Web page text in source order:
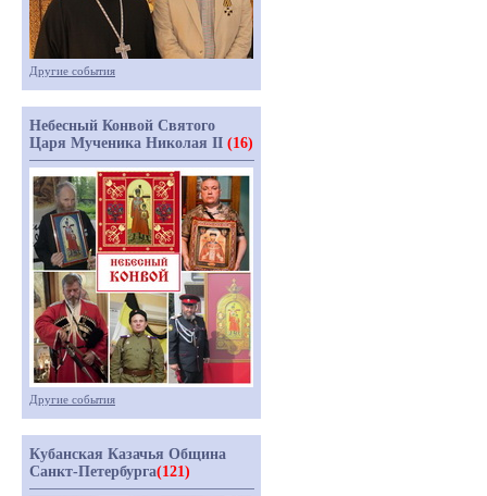
Другие события
Небесный Конвой Святого
Царя Мученика Николая II (16)
Другие события
Кубанская Казачья Община
Санкт-Петербурга(121)